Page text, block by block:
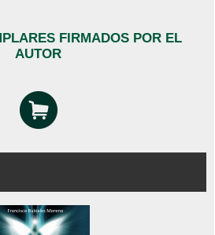
FIRMADOS POR EL
AUTOR